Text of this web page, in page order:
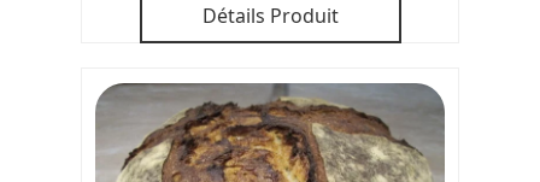
Détails Produit